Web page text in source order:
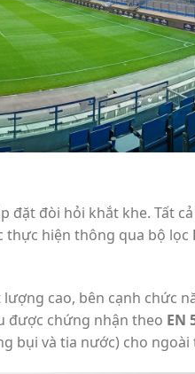
đòi hỏi khắt khe. Tất
thực hiện thông qua bộ lọc
cao, bên cạnh chức
được chứng nhận theo EN
bụi và tia nước) cho ngoài